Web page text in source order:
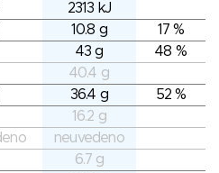
2313 kJ
10.8 g
17 %
43 g
48 %
40.4 g
36.4 g
52 %
16.2 g
neuvedeno
6.7 g